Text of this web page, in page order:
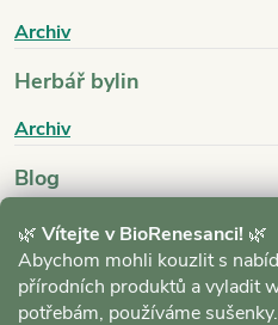
🌿 Vítejte v BioRenesanci! 🌿
Abychom mohli kouzlit s
přírodních produktů a vyladit
potřebám, používáme
Archiv
Herbář bylin
Archiv
Blog
Archiv